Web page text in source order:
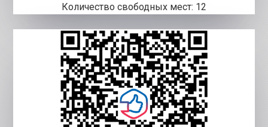
Количество свободных мест: 12